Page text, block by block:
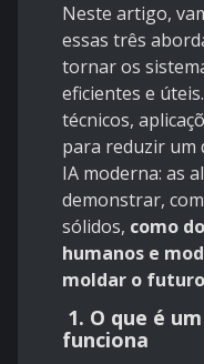
Neste artigo,
essas três
tornar os
eficientes e
técnicos,
para reduzir um
IA moderna: as
demonstrar,
sólidos, como
humanos e
moldar o
1. O que é
funciona